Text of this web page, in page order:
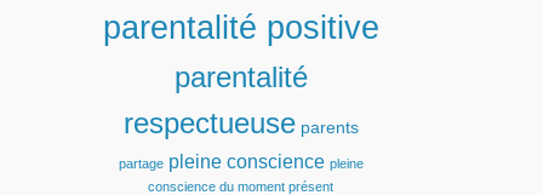
parentalité positive
parentalité
respectueuse parents
partage pleine conscience pleine
conscience du moment présent